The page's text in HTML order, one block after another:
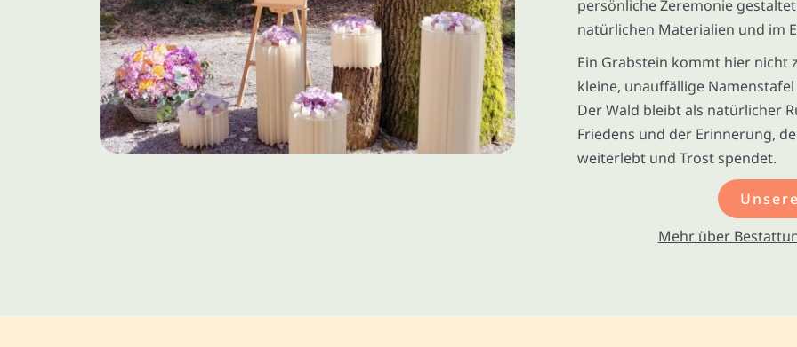
persönliche Zeremonie
natürlichen Materialien und im
Ein Grabstein kommt hier nicht
kleine, unauffällige
Der Wald bleibt als natürlicher
Friedens und der Erinnerung,
weiterlebt und Trost spendet.
Mehr über